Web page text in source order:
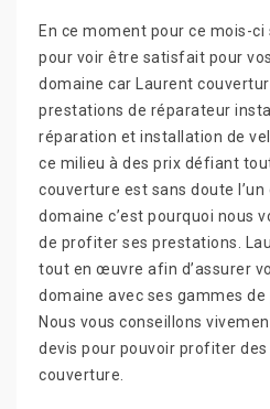
En ce moment pour ce mois-
pour voir être satisfait pour
domaine car Laurent
prestations de réparateur
réparation et installation de
ce milieu à des prix défiant
couverture est sans doute l’un
domaine c’est pourquoi nous
de profiter ses prestations.
tout en œuvre afin d’assurer
domaine avec ses gammes
Nous vous conseillons
devis pour pouvoir profiter
couverture.